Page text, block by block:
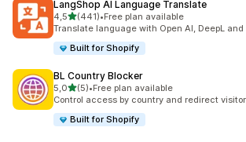
LangShop AI Language Translate
4,5z 5 hvězd
(441)
Celkový počet recenzí: 441
•Free plan available
Translate language with Open AI, DeepL
Built for Shopify
BL Country Blocker
5,0z 5 hvězd
(5)
Celkový počet recenzí: 5
•Free plan available
Control access by country and redirect
Built for Shopify